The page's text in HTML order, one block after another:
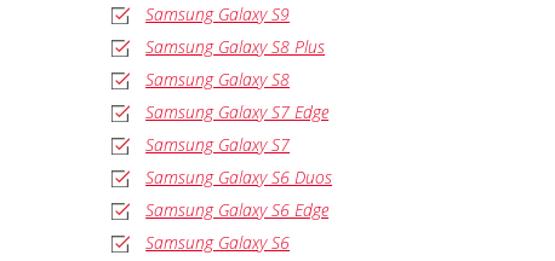
Samsung Galaxy S9
Samsung Galaxy S8 Plus
Samsung Galaxy S8
Samsung Galaxy S7 Edge
Samsung Galaxy S7
Samsung Galaxy S6 Duos
Samsung Galaxy S6 Edge
Samsung Galaxy S6